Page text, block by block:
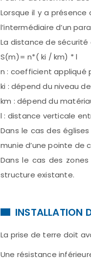
Lorsque il y a
l’intermédiaire d’un
La distance de sécurité
S(m)= n*( ki / km) * l
n : coefficient appliqué
ki : dépend du niveau
km : dépend du
l : distance verticale
Dans le cas des
munie d’une pointe de
Dans le cas des
structure existante.
INSTALLATION
La prise de terre doit
Une résistance